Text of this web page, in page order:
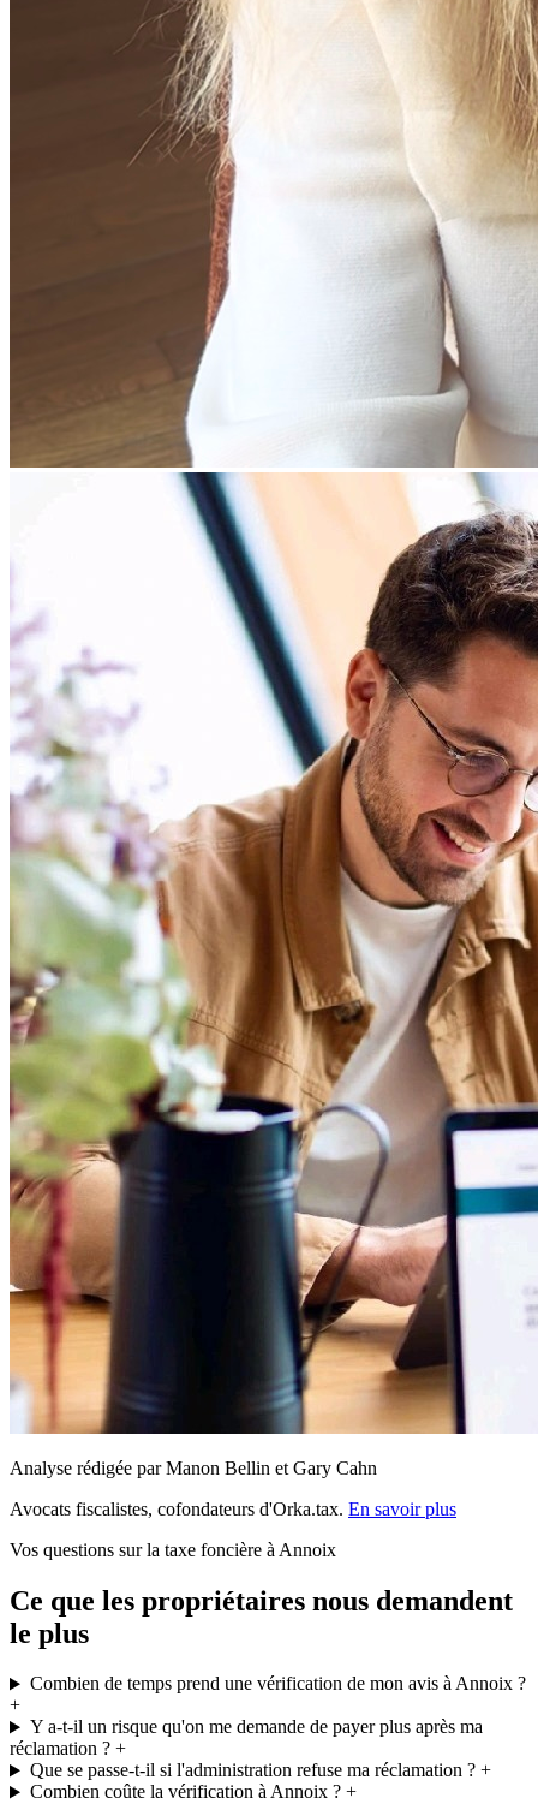
Analyse rédigée par Manon Bellin et Gary Cahn
Avocats fiscalistes, cofondateurs d'Orka.tax. En savoir plus
Vos questions sur la taxe foncière à Annoix
Ce que les propriétaires nous demandent
le plus
Combien de temps prend une vérification de mon avis à Annoix ?
+
Y a-t-il un risque qu'on me demande de payer plus après ma
réclamation ? +
Que se passe-t-il si l'administration refuse ma réclamation ?+
Combien coûte la vérification à Annoix ?+